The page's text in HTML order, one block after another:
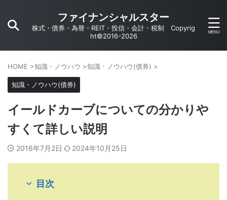
ファイナンシャルスター
株式・債券・為替・REIT・投信・会計・税制 Copyrig
ht©2016-2026
HOME >知識・ノウハウ >知識・ノウハウ(債券) >
知識・ノウハウ(債券)
イールドカーブについての分かりや
すくて詳しい説明
2016年7月2日 2024年10月25日
目次